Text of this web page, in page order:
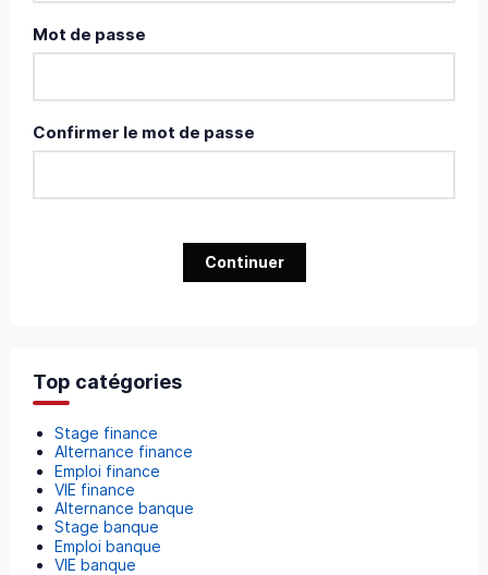
Mot de passe
Confirmer le mot de passe
Continuer
Top catégories
Stage finance
Alternance finance
Emploi finance
VIE finance
Alternance banque
Stage banque
Emploi banque
VIE banque